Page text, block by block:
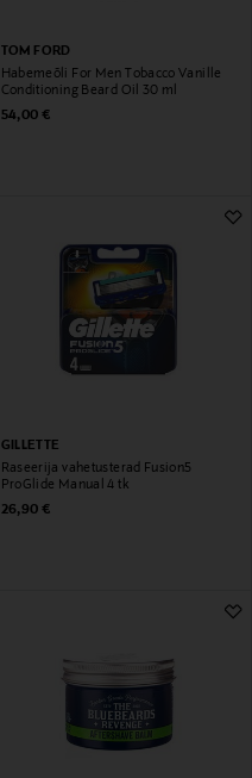
TOM FORD
Habemeõli For Men Tobacco Vanille
Conditioning Beard Oil 30 ml
Original Price
54,00 €
GILLETTE
Raseerija vahetusterad Fusion5
ProGlide Manual 4 tk
Original Price
26,90 €